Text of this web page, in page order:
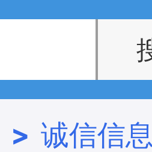
> 诚信信息